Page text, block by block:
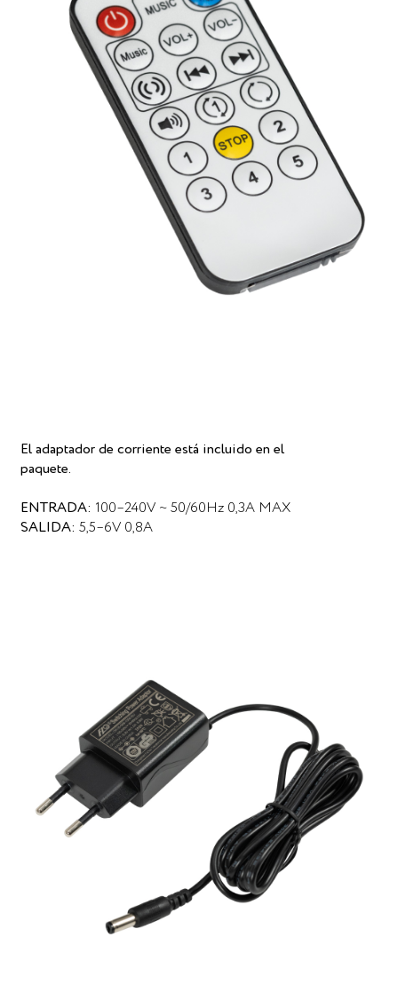
El adaptador de corriente está incluido en el
paquete.
ENTRADA: 100–240V ~ 50/60Hz 0,3A MAX
SALIDA: 5,5–6V 0,8A